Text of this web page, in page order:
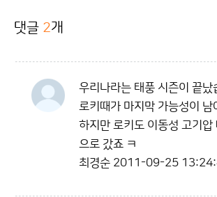
댓글 2개
우리나라는 태풍 시즌이 끝났
로키때가 마지막 가능성이 남
하지만 로키도 이동성 고기압
으로 갔죠 ㅋ
최경순 2011-09-25